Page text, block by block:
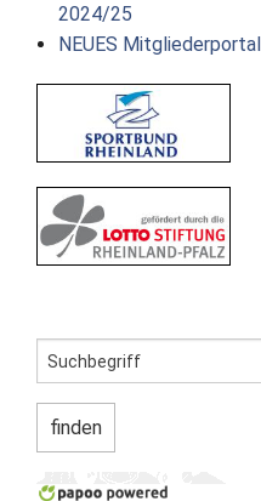
2024/25
NEUES